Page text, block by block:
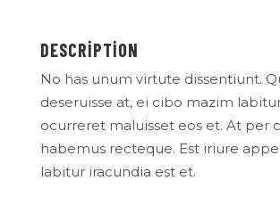
DESCRIPTION
No has unum virtute dissentiunt.
deseruisse at, ei cibo mazim
ocurreret maluisset eos et. At per
habemus recteque. Est iriure
labitur iracundia est et.